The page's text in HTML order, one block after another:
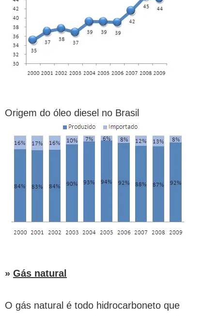
Origem do óleo diesel no Brasil
» Gás natural
O gás natural é todo hidrocarboneto que